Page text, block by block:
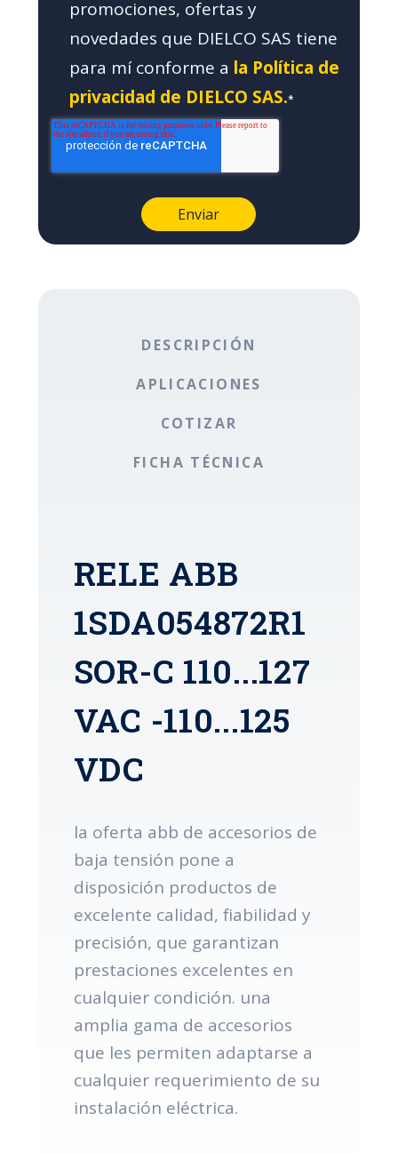
promociones, ofertas y
novedades que DIELCO SAS tiene
para mí conforme a la Política de
privacidad de DIELCO SAS.*
DESCRIPCIÓN
APLICACIONES
COTIZAR
FICHA TÉCNICA
RELE ABB
1SDA054872R1
SOR-C 110...127
VAC -110...125
VDC
la oferta abb de accesorios de
baja tensión pone a
disposición productos de
excelente calidad, fiabilidad y
precisión, que garantizan
prestaciones excelentes en
cualquier condición. una
amplia gama de accesorios
que les permiten adaptarse a
cualquier requerimiento de su
instalación eléctrica.